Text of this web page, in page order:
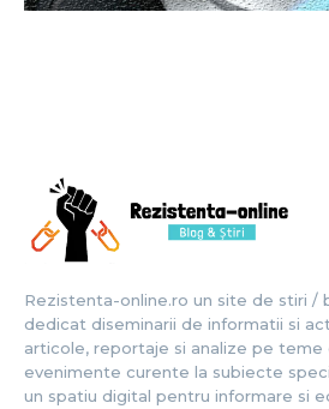
Rezistenta-online.ro un site de stiri /
dedicat diseminarii de informatii si
articole, reportaje si analize pe teme
evenimente curente la subiecte
un spatiu digital pentru informare si